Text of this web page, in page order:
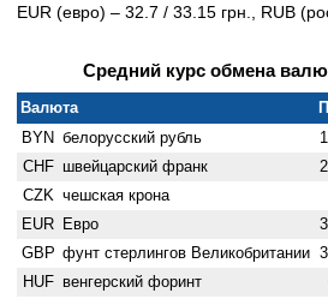
EUR (евро) – 32.7 / 33.15 грн., RUB
Средний курс обмена
Валюта
BYN белорусский рубль
CHF швейцарский франк
CZK чешская крона
EUR Евро
GBP фунт стерлингов Велико­британии
HUF венгерский форинт